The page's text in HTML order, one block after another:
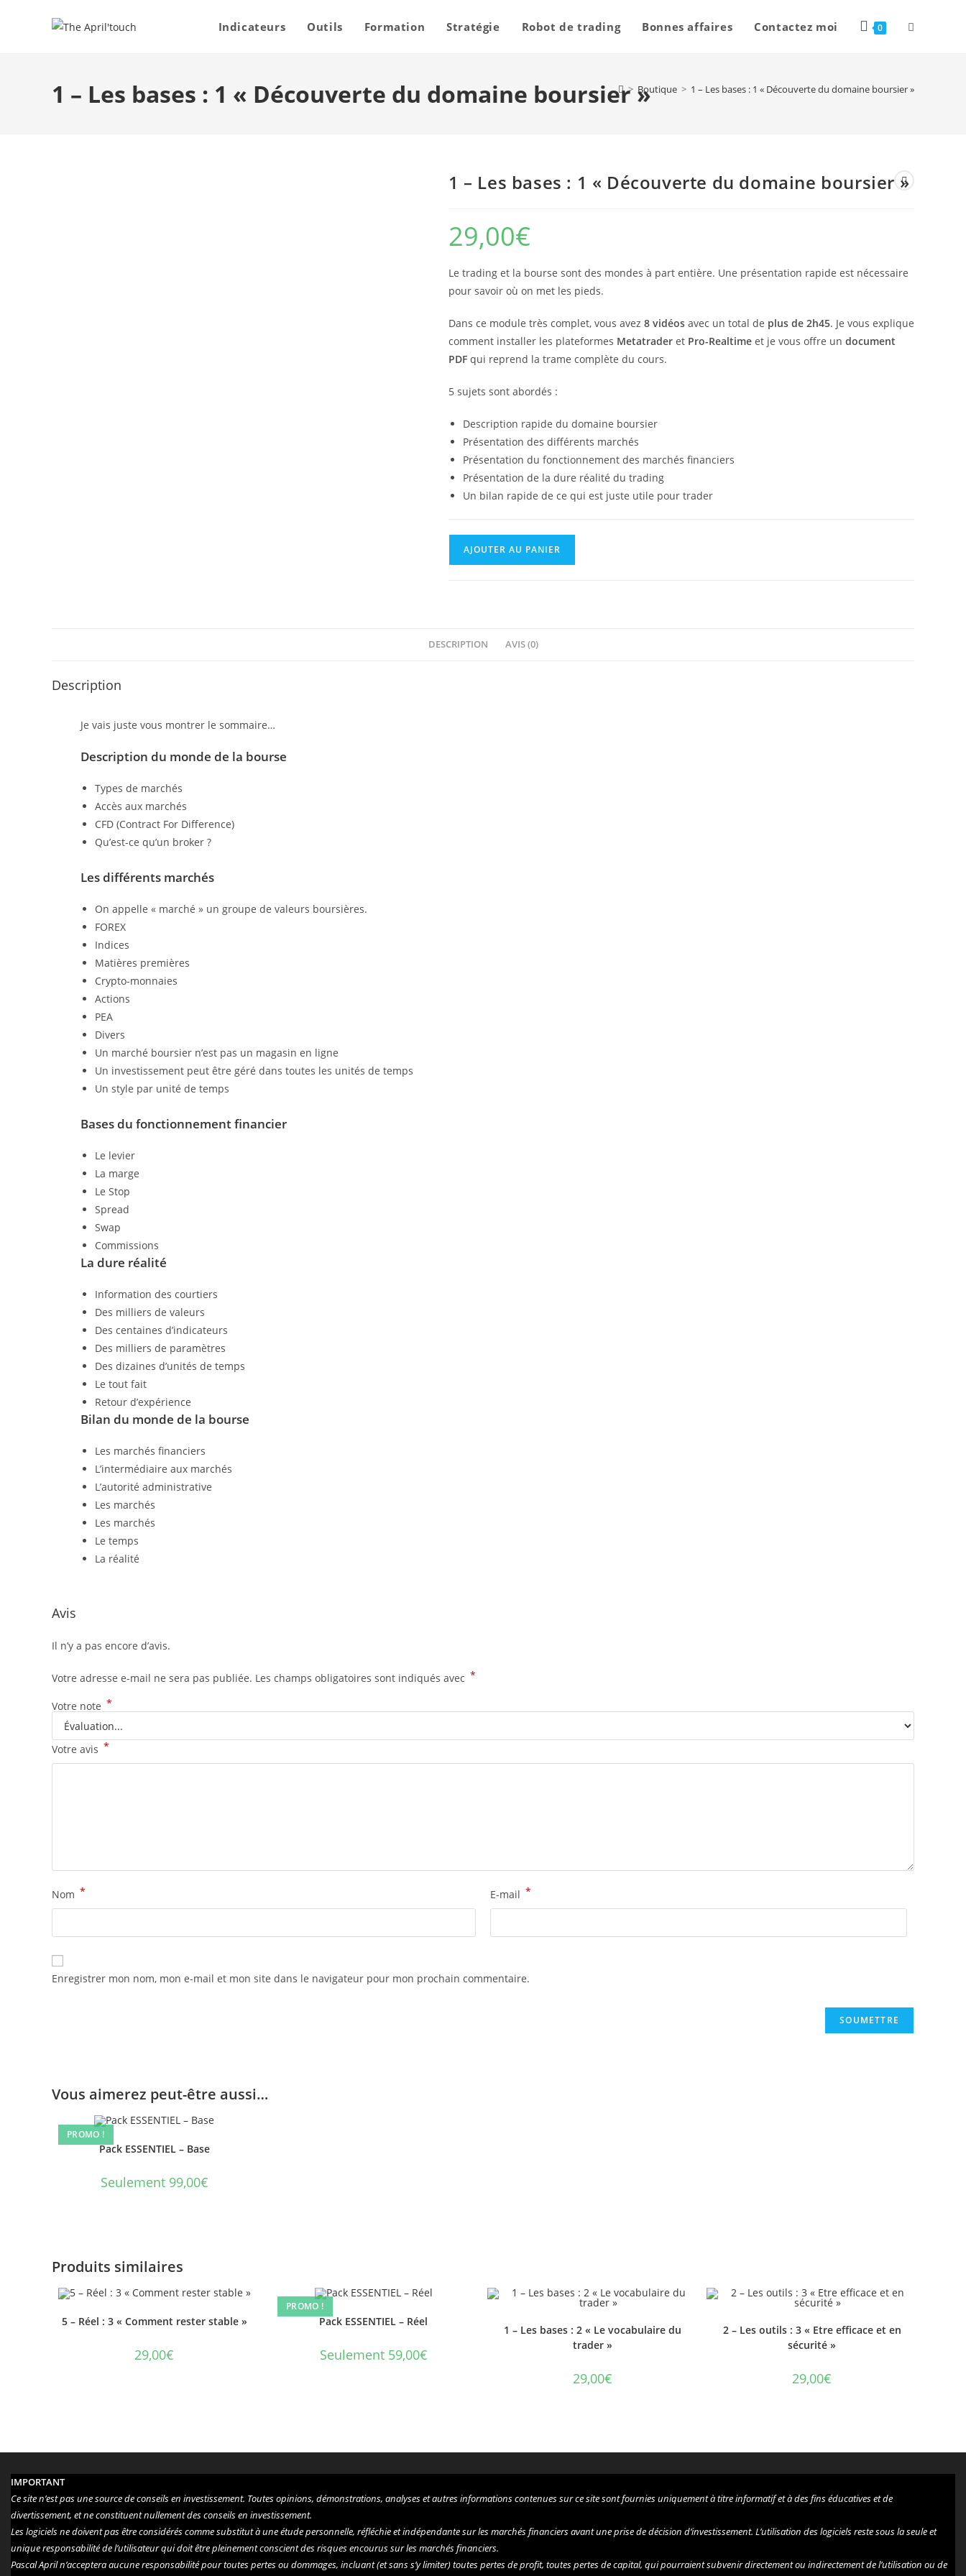
Indicateurs Outils Formation Stratégie Robot de trading Bonnes affaires Contactez moi 0
1 – Les bases : 1 « Découverte du domaine boursier »
> Boutique > 1 – Les bases : 1 « Découverte du domaine boursier »
1 – Les bases : 1 « Découverte du domaine boursier »
29,00€
Le trading et la bourse sont des mondes à part entière. Une présentation rapide est nécessaire
pour savoir où on met les pieds.
Dans ce module très complet, vous avez 8 vidéos avec un total de plus de 2h45. Je vous explique
comment installer les plateformes Metatrader et Pro-Realtime et je vous offre un document
PDF qui reprend la trame complète du cours.
5 sujets sont abordés :
Description rapide du domaine boursier
Présentation des différents marchés
Présentation du fonctionnement des marchés financiers
Présentation de la dure réalité du trading
Un bilan rapide de ce qui est juste utile pour trader
AJOUTER AU PANIER
DESCRIPTION AVIS (0)
Description
Je vais juste vous montrer le sommaire…
Description du monde de la bourse
Types de marchés
Accès aux marchés
CFD (Contract For Difference)
Qu’est-ce qu’un broker ?
Les différents marchés
On appelle « marché » un groupe de valeurs boursières.
FOREX
Indices
Matières premières
Crypto-monnaies
Actions
PEA
Divers
Un marché boursier n’est pas un magasin en ligne
Un investissement peut être géré dans toutes les unités de temps
Un style par unité de temps
Bases du fonctionnement financier
Le levier
La marge
Le Stop
Spread
Swap
Commissions
La dure réalité
Information des courtiers
Des milliers de valeurs
Des centaines d’indicateurs
Des milliers de paramètres
Des dizaines d’unités de temps
Le tout fait
Retour d’expérience
Bilan du monde de la bourse
Les marchés financiers
L’intermédiaire aux marchés
L’autorité administrative
Les marchés
Les marchés
Le temps
La réalité
Avis
Il n’y a pas encore d’avis.
Votre adresse e-mail ne sera pas publiée. Les champs obligatoires sont indiqués avec *
Votre note *
Votre avis *
Nom * E-mail *
Enregistrer mon nom, mon e-mail et mon site dans le navigateur pour mon prochain commentaire.
Vous aimerez peut-être aussi…
PROMO !
Pack ESSENTIEL – Base
Seulement 99,00€
Produits similaires
5 – Réel : 3 « Comment rester stable »
29,00€
PROMO !
Pack ESSENTIEL – Réel
Seulement 59,00€
1 – Les bases : 2 « Le vocabulaire du
trader »
29,00€
2 – Les outils : 3 « Etre efficace et en
sécurité »
29,00€
IMPORTANT
Ce site n’est pas une source de conseils en investissement. Toutes opinions, démonstrations, analyses et autres informations contenues sur ce site sont fournies uniquement à titre informatif et à des fins éducatives et de
divertissement, et ne constituent nullement des conseils en investissement.
Les logiciels ne doivent pas être considérés comme substitut à une étude personnelle, réfléchie et indépendante sur les marchés financiers avant une prise de décision d’investissement. L’utilisation des logiciels reste sous la seule et
unique responsabilité de l’utilisateur qui doit être pleinement conscient des risques encourus sur les marchés financiers.
Pascal April n’acceptera aucune responsabilité pour toutes pertes ou dommages, incluant (et sans s’y limiter) toutes pertes de profit, toutes pertes de capital, qui pourraient subvenir directement ou indirectement de l’utilisation ou de